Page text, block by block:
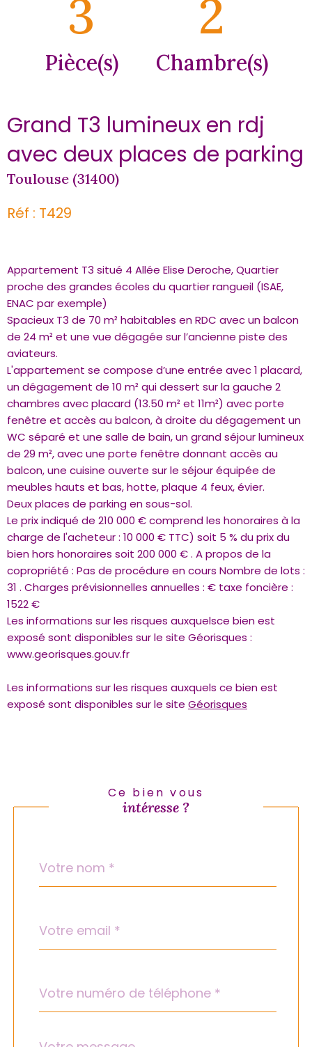
3
Pièce(s)
2
Chambre(s)
Grand T3 lumineux en rdj
avec deux places de parking
Toulouse (31400)
Réf : T429
Appartement T3 situé 4 Allée Elise Deroche, Quartier
proche des grandes écoles du quartier rangueil (ISAE,
ENAC par exemple)
Spacieux T3 de 70 m² habitables en RDC avec un balcon
de 24 m² et une vue dégagée sur l’ancienne piste des
aviateurs.
L'appartement se compose d’une entrée avec 1 placard,
un dégagement de 10 m² qui dessert sur la gauche 2
chambres avec placard (13.50 m² et 11m²) avec porte
fenêtre et accès au balcon, à droite du dégagement un
WC séparé et une salle de bain, un grand séjour lumineux
de 29 m², avec une porte fenêtre donnant accès au
balcon, une cuisine ouverte sur le séjour équipée de
meubles hauts et bas, hotte, plaque 4 feux, évier.
Deux places de parking en sous-sol.
Le prix indiqué de 210 000 € comprend les honoraires à la
charge de l'acheteur : 10 000 € TTC) soit 5 % du prix du
bien hors honoraires soit 200 000 € . A propos de la
copropriété : Pas de procédure en cours Nombre de lots :
31 . Charges prévisionnelles annuelles : € taxe foncière :
1522 €
Les informations sur les risques auxquelsce bien est
exposé sont disponibles sur le site Géorisques :
www.georisques.gouv.fr
Les informations sur les risques auxquels ce bien est
exposé sont disponibles sur le site Géorisques
Ce bien vous
intéresse ?
par
*
*
*
Message